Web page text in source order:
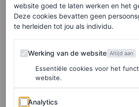
WEDDINGS
De
aan het
website goed te laten werken en het
Deze cookies bevatten geen
te herleiden tot jou als individu.
Werking van de website
Werking van de website Altijd aan
Essentiële cookies voor het
website.
Analytics
Analytics